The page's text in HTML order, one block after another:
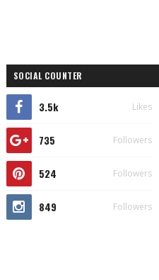
SOCIAL COUNTER
3.5k Likes
735 Followers
524 Followers
849 Followers